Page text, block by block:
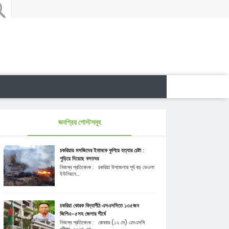
জনপ্রিয় পোস্টসমূহ
চকরিয়ায় মসজিদের ইমামকে কুপিয়ে হত্যার চেষ্টা :
পুড়িয়ে দিয়েছে বসতঘর
নিজস্ব প্রতিবেদক : চকরিয়া উপজেলার পূর্ব বড় ভেওলা
ইউনিয়নে...
চকরিয়া কোরক বিদ্যাপীঠ এসএসসিতে ১৩৫জন
জিপিএ-৫সহ জেলার শীর্ষে
নিজস্ব প্রতিবেদক : রোববার (১২ মে) এসএসসি